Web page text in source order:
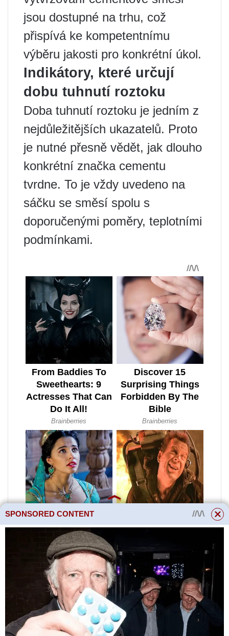
jsou dostupné na trhu, což
přispívá ke kompetentnímu
výběru jakosti pro konkrétní úkol.
Indikátory, které určují
dobu tuhnutí roztoku
Doba tuhnutí roztoku je jedním z
nejdůležitějších ukazatelů. Proto
je nutné přesně vědět, jak dlouho
konkrétní značka cementu
tvrdne. To je vždy uvedeno na
sáčku se směsí spolu s
doporučenými poměry, teplotními
podmínkami.
Výrobce může do kompozice
přidat aditiva pro získání
speciálních vlastností, které mění
SPONSORED CONTENT